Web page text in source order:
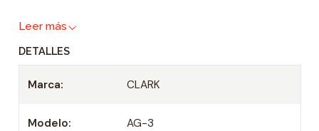
AF-3 (Split muro 9-12k) Modelo AF-3:
450mm x 400mm x 1,5mm
Leer más
DETALLES
Marca: CLARK
Modelo: AG-3